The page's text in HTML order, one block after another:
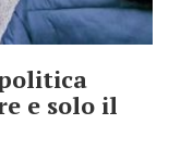
e solo il